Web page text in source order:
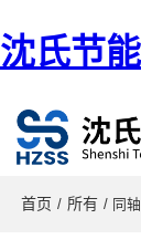
沈氏节能
首页 / 所有 / 同